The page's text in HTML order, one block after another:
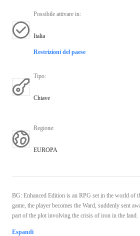
Possibile attivare in:
Italia
Restrizioni del paese
Tipo:
Chiave
Regione:
EUROPA
BG: Enhanced Edition is an RPG set in the world of
game, the player becomes the Ward, suddenly sent
part of the plot involving the crisis of iron in the land.
Espandi